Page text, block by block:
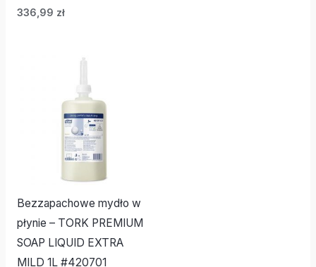
336,99 zł
Bezzapachowe mydło w
płynie – TORK PREMIUM
SOAP LIQUID EXTRA
MILD 1L #420701